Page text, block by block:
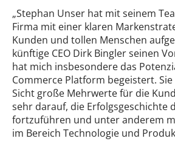
„Stephan Unser hat mit seinem
Firma mit einer klaren
Kunden und tollen Menschen
künftige CEO Dirk Bingler seinen
hat mich insbesondere das
Commerce Platform begeistert.
Sicht große Mehrwerte für die
sehr darauf, die Erfolgsgeschichte
fortzuführen und unter anderem
im Bereich Technologie und